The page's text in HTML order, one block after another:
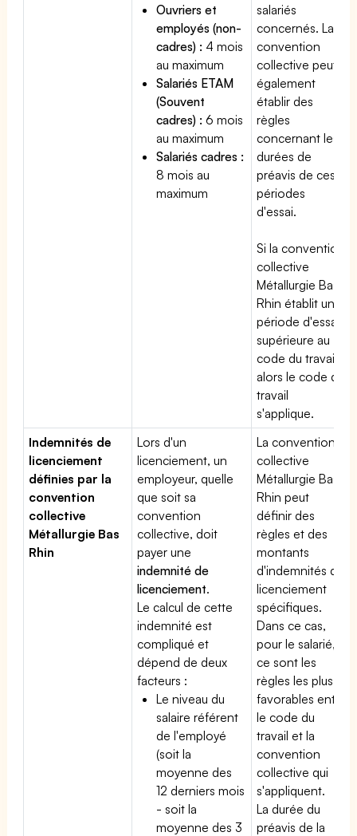
Ouvriers et
employés (non-
cadres) : 4 mois
au maximum
Salariés ETAM
(Souvent
cadres) : 6 mois
au maximum
Salariés cadres :
8 mois au
maximum
salariés
concernés. La
convention
collective peut
également
établir des
règles
concernant les
durées de
préavis de ces
périodes
d'essai.
Si la convention
collective
Métallurgie Bas
Rhin établit une
période d'essai
supérieure au
code du travail,
alors le code du
travail
s'applique.
Indemnités de
licenciement
définies par la
convention
collective
Métallurgie Bas
Rhin
Lors d'un
licenciement, un
employeur, quelle
que soit sa
convention
collective, doit
payer une
indemnité de
licenciement.
Le calcul de cette
indemnité est
compliqué et
dépend de deux
facteurs :
Le niveau du
salaire référent
de l'employé
(soit la
moyenne des
12 derniers mois
- soit la
moyenne des 3
La convention
collective
Métallurgie Bas
Rhin peut
définir des
règles et des
montants
d'indemnités de
licenciement
spécifiques.
Dans ce cas,
pour le salarié,
ce sont les
règles les plus
favorables entre
le code du
travail et la
convention
collective qui
s'appliquent.
La durée du
préavis de la